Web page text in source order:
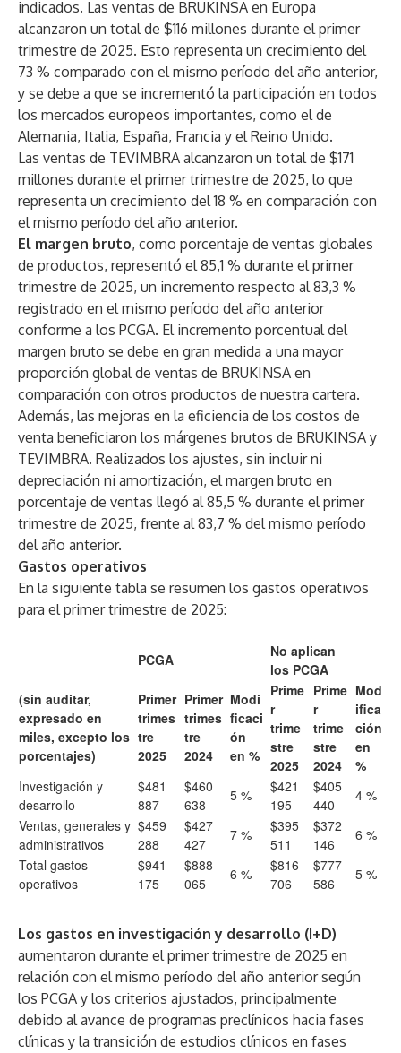
indicados. Las ventas de BRUKINSA en Europa
alcanzaron un total de $116 millones durante el primer
trimestre de 2025. Esto representa un crecimiento del
73 % comparado con el mismo período del año anterior,
y se debe a que se incrementó la participación en todos
los mercados europeos importantes, como el de
Alemania, Italia, España, Francia y el Reino Unido.
Las ventas de TEVIMBRA alcanzaron un total de $171
millones durante el primer trimestre de 2025, lo que
representa un crecimiento del 18 % en comparación con
el mismo período del año anterior.
El margen bruto, como porcentaje de ventas globales
de productos, representó el 85,1 % durante el primer
trimestre de 2025, un incremento respecto al 83,3 %
registrado en el mismo período del año anterior
conforme a los PCGA. El incremento porcentual del
margen bruto se debe en gran medida a una mayor
proporción global de ventas de BRUKINSA en
comparación con otros productos de nuestra cartera.
Además, las mejoras en la eficiencia de los costos de
venta beneficiaron los márgenes brutos de BRUKINSA y
TEVIMBRA. Realizados los ajustes, sin incluir ni
depreciación ni amortización, el margen bruto en
porcentaje de ventas llegó al 85,5 % durante el primer
trimestre de 2025, frente al 83,7 % del mismo período
del año anterior.
Gastos operativos
En la siguiente tabla se resumen los gastos operativos
para el primer trimestre de 2025:
PCGA
No aplican
los PCGA
(sin auditar,
expresado en
miles, excepto los
porcentajes)
Primer
trimes
tre
2025
Primer
trimes
tre
2024
Modi
ficaci
ón
en %
Prime
r
trime
stre
2025
Prime
r
trime
stre
2024
Mod
ifica
ción
en
%
Investigación y
desarrollo
$481
887
$460
638
5 %
$421
195
$405
440
4 %
Ventas, generales y
administrativos
$459
288
$427
427
7 %
$395
511
$372
146
6 %
Total gastos
operativos
$941
175
$888
065
6 %
$816
706
$777
586
5 %
Los gastos en investigación y desarrollo (I+D)
aumentaron durante el primer trimestre de 2025 en
relación con el mismo período del año anterior según
los PCGA y los criterios ajustados, principalmente
debido al avance de programas preclínicos hacia fases
clínicas y la transición de estudios clínicos en fases